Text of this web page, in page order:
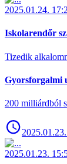
2025.01.24.
Iskolarendőr
Tizedik
Gyorsforgalmi
200 milliárdból
2025.01.23.